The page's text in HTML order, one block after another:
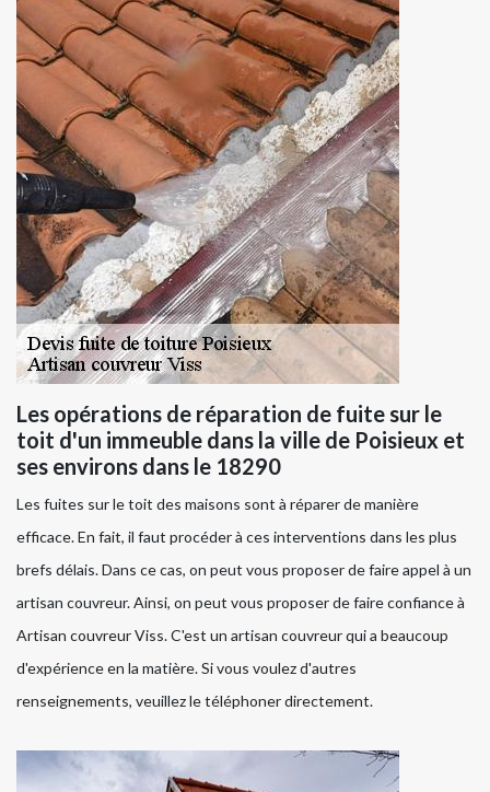
Les opérations de réparation de fuite sur le
toit d'un immeuble dans la ville de Poisieux et
ses environs dans le 18290
Les fuites sur le toit des maisons sont à réparer de manière
efficace. En fait, il faut procéder à ces interventions dans les plus
brefs délais. Dans ce cas, on peut vous proposer de faire appel à un
artisan couvreur. Ainsi, on peut vous proposer de faire confiance à
Artisan couvreur Viss. C'est un artisan couvreur qui a beaucoup
d'expérience en la matière. Si vous voulez d'autres
renseignements, veuillez le téléphoner directement.